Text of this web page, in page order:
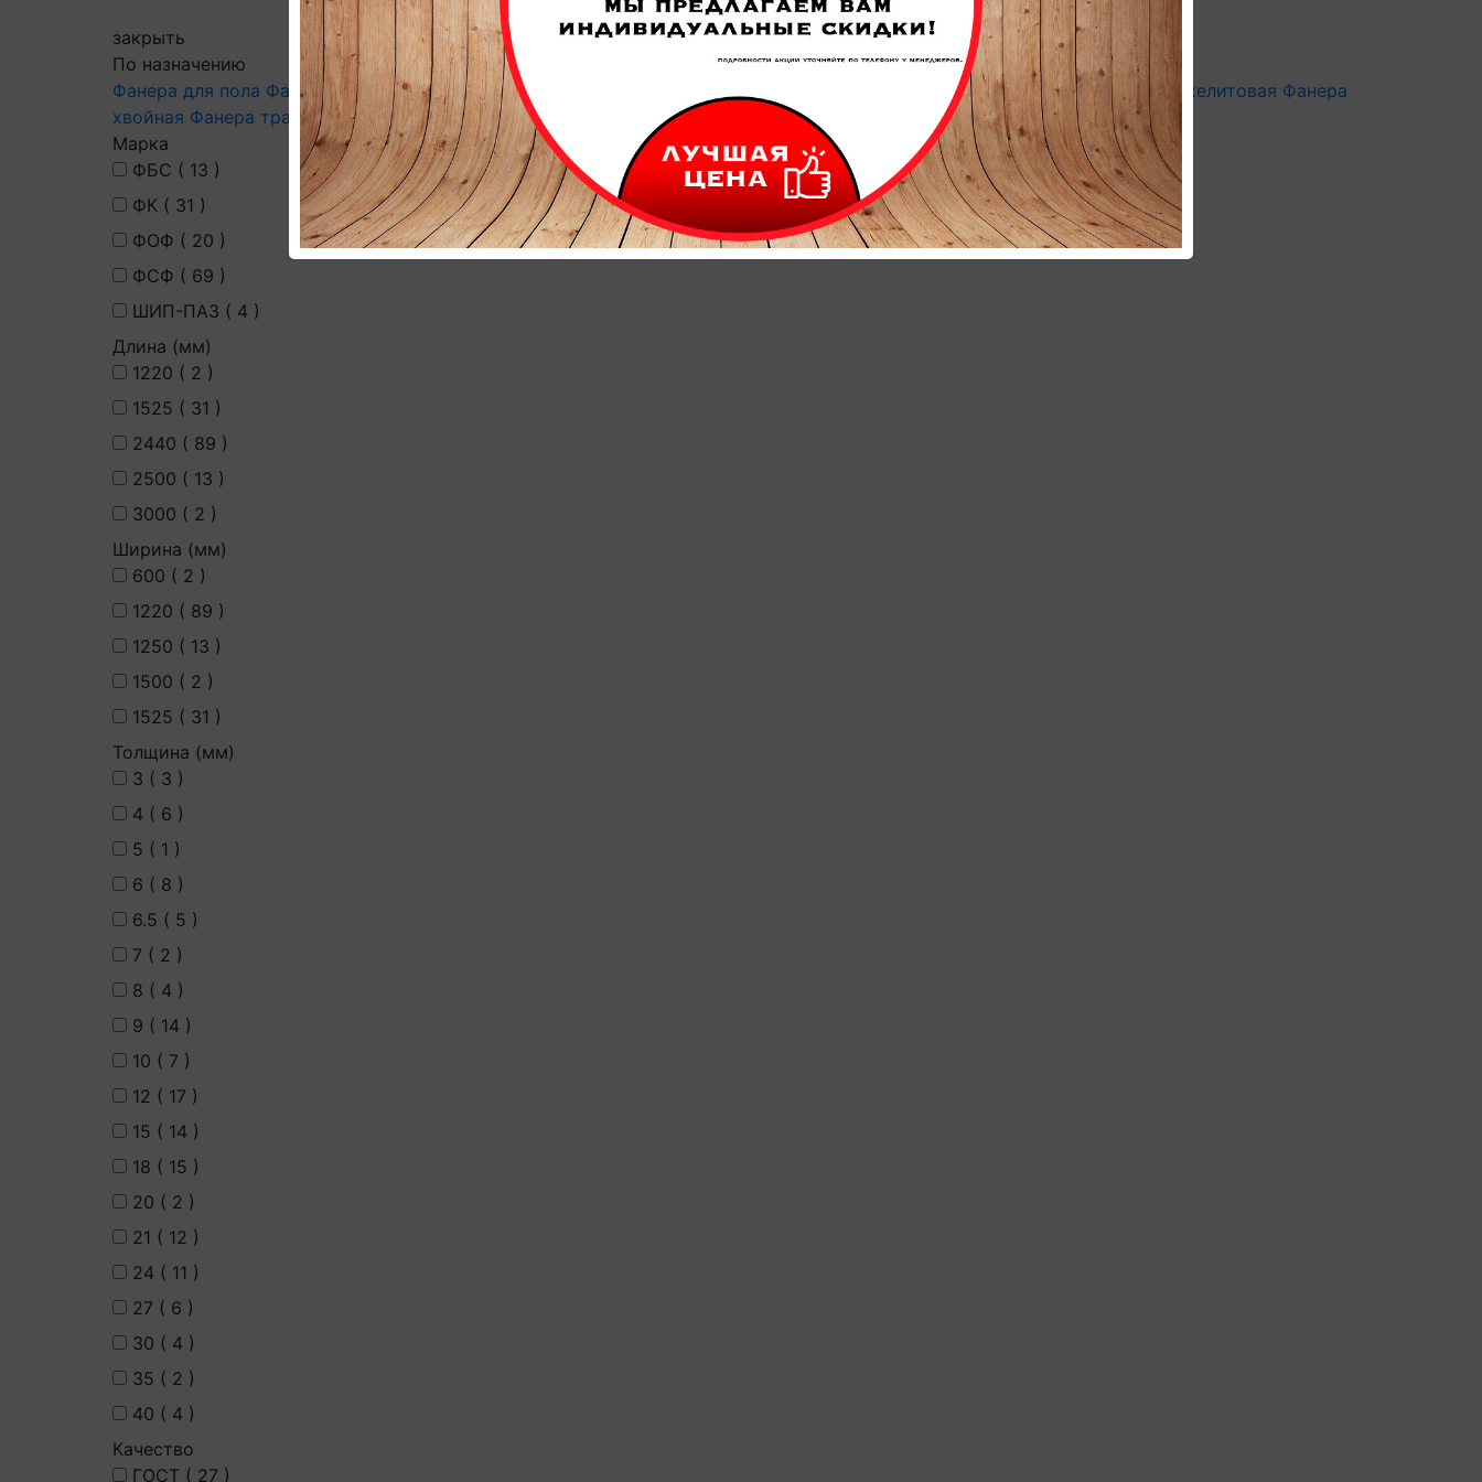
закрыть
По назначению
Фанера для пола Фанера ФСФ Фанера ламинированная Фанера шлифованная Фанера для опалубки Фанера бакелитовая Фанера
хвойная Фанера транспортная Фанера влагостойкая
Фанера строительная
Марка
ФБС ( 13 )
ФК ( 31 )
ФОФ ( 20 )
ФСФ ( 69 )
ШИП-ПАЗ ( 4 )
Длина (мм)
1220 ( 2 )
1525 ( 31 )
2440 ( 89 )
2500 ( 13 )
3000 ( 2 )
Ширина (мм)
600 ( 2 )
1220 ( 89 )
1250 ( 13 )
1500 ( 2 )
1525 ( 31 )
Толщина (мм)
3 ( 3 )
4 ( 6 )
5 ( 1 )
6 ( 8 )
6.5 ( 5 )
7 ( 2 )
8 ( 4 )
9 ( 14 )
10 ( 7 )
12 ( 17 )
15 ( 14 )
18 ( 15 )
20 ( 2 )
21 ( 12 )
24 ( 11 )
27 ( 6 )
30 ( 4 )
35 ( 2 )
40 ( 4 )
Качество
ГОСТ ( 27 )